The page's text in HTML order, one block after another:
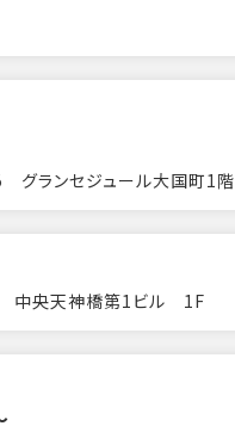
ランセジュール大国町1階
中央天神橋第1ビル 1F